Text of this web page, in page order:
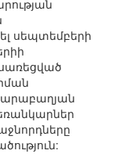
սեպտեմբերի